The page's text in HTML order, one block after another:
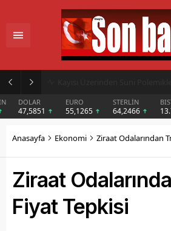
DOLAR
47,5851
EURO
55,1265
STERLİN
64,2466
BIST
Anasayfa Ekonomi Ziraat Odalarından
Ziraat
Fiyat Tepkisi